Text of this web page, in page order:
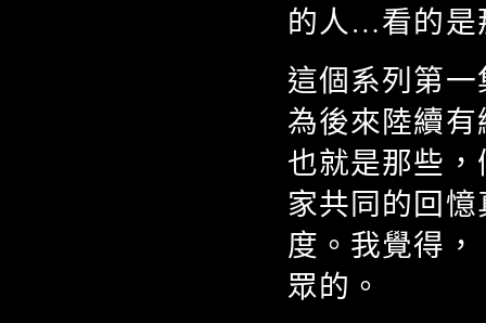
的人…看的是
這個系列第
為後來陸續
也就是那些
家共同的回
度。我覺得
眾的。